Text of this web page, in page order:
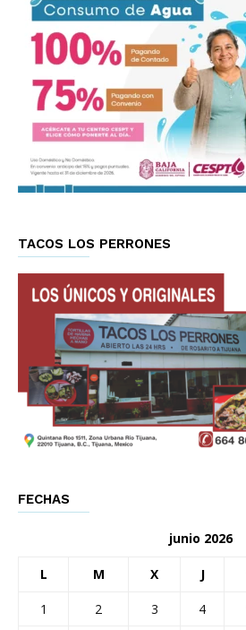
TACOS LOS PERRONES
FECHAS
junio 2026
L M X J
1 2 3 4